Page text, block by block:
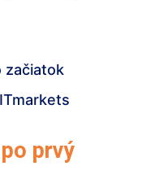
začiatok
prvý